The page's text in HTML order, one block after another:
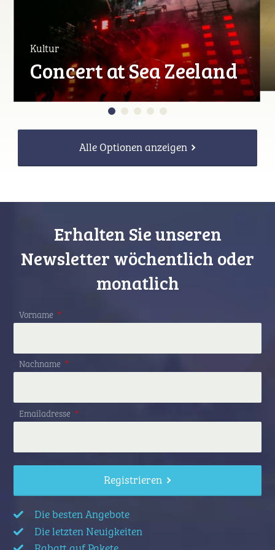
Kultur
Concert at Sea Zeeland
Alle Optionen anzeigen
Erhalten Sie unseren
Newsletter wöchentlich oder
monatlich
Vorname *
Nachname *
Emailadresse *
Registrieren
Die besten Angebote
Die letzten Neuigkeiten